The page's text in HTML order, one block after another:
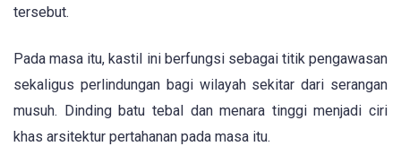
tersebut.
Pada masa itu, kastil ini berfungsi sebagai titik pengawasan
sekaligus perlindungan bagi wilayah sekitar dari serangan
musuh. Dinding batu tebal dan menara tinggi menjadi ciri
khas arsitektur pertahanan pada masa itu.